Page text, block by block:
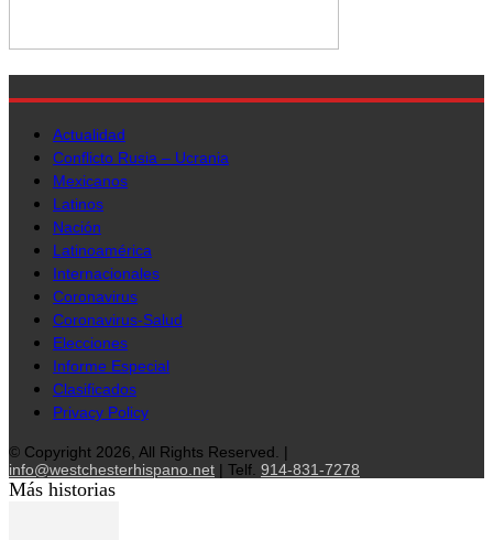
Actualidad
Conflicto Rusia – Ucrania
Mexicanos
Latinos
Nación
Latinoamérica
Internacionales
Coronavirus
Coronavirus-Salud
Elecciones
Informe Especial
Clasificados
Privacy Policy
© Copyright 2026, All Rights Reserved. |
info@westchesterhispano.net | Telf. 914-831-7278
Más historias